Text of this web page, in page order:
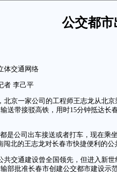
公交都
体交通网络
者 李己平
北京一家公司的工程师王志龙从北
送带接驳高铁，用时15分钟抵达长
是公司出车接送或者打车，现在乘
闯北的王志龙对长春市快捷便利的公
共交通建设曾全国领先，但进入新
部批准长春市创建公交都市建设示